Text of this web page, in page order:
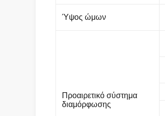
Ύψος ώμων
Προαιρετικό σύστημα
διαμόρφωσης